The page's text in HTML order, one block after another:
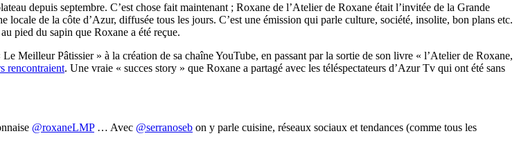
depuis septembre. C’est chose fait maintenant ; Roxane de l’Atelier de Roxane était l’invitée de la Grande
de la côte d’Azur, diffusée tous les jours. C’est une émission qui parle culture, société, insolite, bon plans etc.
pied du sapin que Roxane a été reçue.
Meilleur Pâtissier » à la création de sa chaîne YouTube, en passant par la sortie de son livre « l’Atelier de Roxane,
rencontraient. Une vraie « succes story » que Roxane a partagé avec les téléspectateurs d’Azur Tv qui ont été sans
@roxaneLMP… Avec @serranoseb on y parle cuisine, réseaux sociaux et tendances (comme tous les